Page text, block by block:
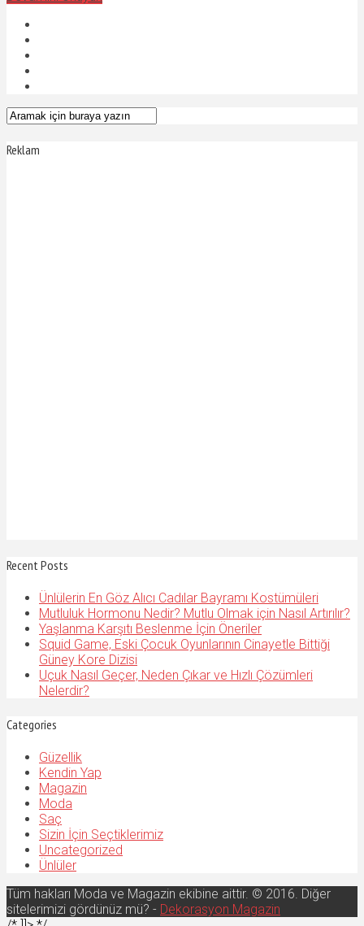
Reklam
Recent Posts
Ünlülerin En Göz Alıcı Cadılar Bayramı Kostümüleri
Mutluluk Hormonu Nedir? Mutlu Olmak için Nasıl Artırılır?
Yaşlanma Karşıtı Beslenme İçin Öneriler
Squid Game, Eski Çocuk Oyunlarının Cinayetle Bittiği
Güney Kore Dizisi
Uçuk Nasıl Geçer, Neden Çıkar ve Hızlı Çözümleri
Nelerdir?
Categories
Güzellik
Kendin Yap
Magazin
Moda
Saç
Sizin İçin Seçtiklerimiz
Uncategorized
Ünlüler
Tüm hakları Moda ve Magazin ekibine aittir. © 2016. Diğer
sitelerimizi gördünüz mü? - Dekorasyon Magazin